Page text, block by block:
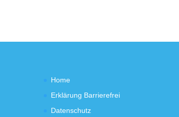
Home
Erklärung Barrierefrei
Datenschutz